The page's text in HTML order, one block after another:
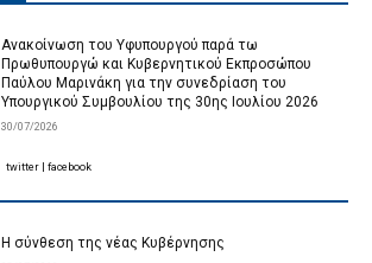
Ανακοίνωση του Υφυπουργού παρά τω
Πρωθυπουργώ και Κυβερνητικού Εκπροσώπου
Παύλου Μαρινάκη για την συνεδρίαση του
Υπουργικού Συμβουλίου της 30ης Ιουλίου 2026
30/07/2026
Η σύνθεση της νέας Κυβέρνησης
twitter facebook